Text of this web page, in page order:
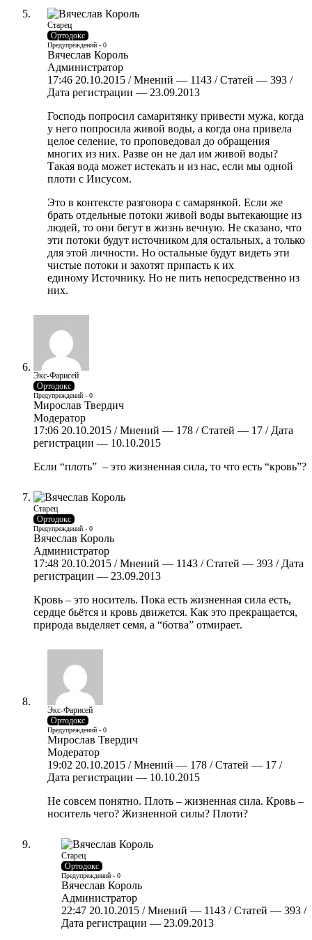
Старец
Ортодокс
Предупреждений - 0
Вячеслав Король
Администратор
17:46 20.10.2015 / Мнений — 1143 / Статей — 393 /
Дата регистрации — 23.09.2013
Господь попросил самаритянку привести мужа, когда
у него попросила живой воды, а когда она привела
целое селение, то проповедовал до обращения
многих из них. Разве он не дал им живой воды?
Такая вода может истекать и из нас, если мы одной
плоти с Иисусом.
Это в контексте разговора с самарянкой. Если же
брать отдельные потоки живой воды вытекающие из
людей, то они бегут в жизнь вечную. Не сказано, что
эти потоки будут источником для остальных, а только
для этой личности. Но остальные будут видеть эти
чистые потоки и захотят припасть к их
единому Источнику. Но не пить непосредственно из
них.
Экс-Фарисей
Ортодокс
Предупреждений - 0
Мирослав Твердич
Модератор
17:06 20.10.2015 / Мнений — 178 / Статей — 17 / Дата
регистрации — 10.10.2015
Если “плоть” – это жизненная сила, то что есть “кровь”?
Старец
Ортодокс
Предупреждений - 0
Вячеслав Король
Администратор
17:48 20.10.2015 / Мнений — 1143 / Статей — 393 / Дата
регистрации — 23.09.2013
Кровь – это носитель. Пока есть жизненная сила есть,
сердце бьётся и кровь движется. Как это прекращается,
природа выделяет семя, а “ботва” отмирает.
Экс-Фарисей
Ортодокс
Предупреждений - 0
Мирослав Твердич
Модератор
19:02 20.10.2015 / Мнений — 178 / Статей — 17 /
Дата регистрации — 10.10.2015
Не совсем понятно. Плоть – жизненная сила. Кровь –
носитель чего? Жизненной силы? Плоти?
Старец
Ортодокс
Предупреждений - 0
Вячеслав Король
Администратор
22:47 20.10.2015 / Мнений — 1143 / Статей — 393 /
Дата регистрации — 23.09.2013